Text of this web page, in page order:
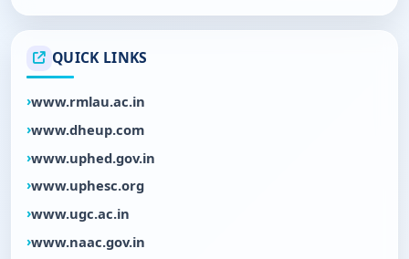
QUICK LINKS
www.rmlau.ac.in
www.dheup.com
www.uphed.gov.in
www.uphesc.org
www.ugc.ac.in
www.naac.gov.in